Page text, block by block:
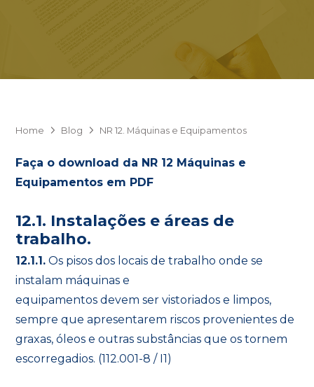
Home Blog NR 12. Máquinas e Equipamentos
Faça o download da NR 12 Máquinas e
Equipamentos em PDF
12.1. Instalações e áreas de
trabalho.
12.1.1. Os pisos dos locais de trabalho onde se
instalam máquinas e
equipamentos devem ser vistoriados e limpos,
sempre que apresentarem riscos provenientes de
graxas, óleos e outras substâncias que os tornem
escorregadios. (112.001-8 / I1)